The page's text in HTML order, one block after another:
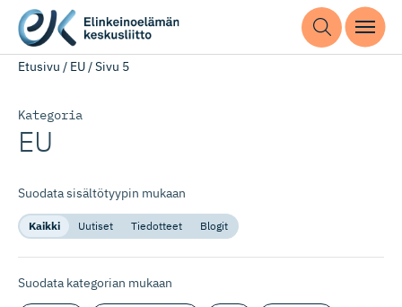
Etusivu / EU/Sivu 5
Kategoria
EU
Suodata sisältötyypin mukaan
Kaikki Uutiset Tiedotteet Blogit
Suodata kategorian mukaan